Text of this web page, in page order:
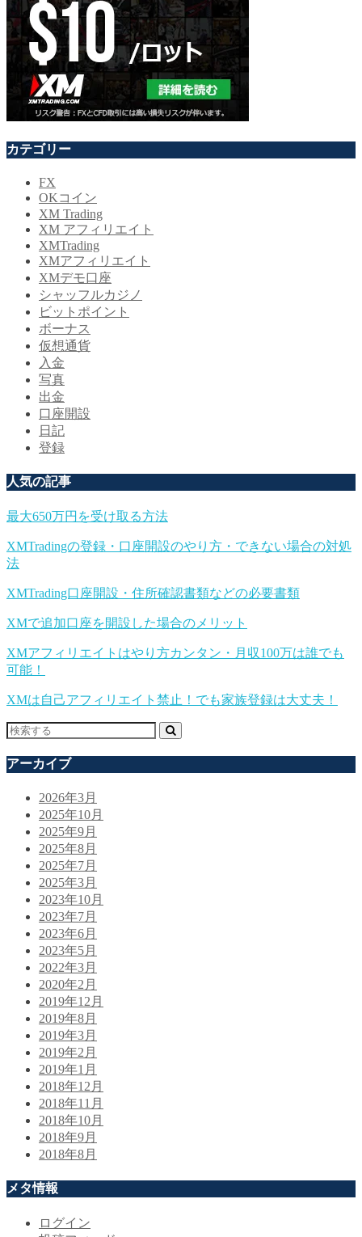
カテゴリー
FX
OKコイン
XM Trading
XM アフィリエイト
XMTrading
XMアフィリエイト
XMデモ口座
シャッフルカジノ
ビットポイント
ボーナス
仮想通貨
入金
写真
出金
口座開設
日記
登録
人気の記事
最大650万円を受け取る方法
XMTradingの登録・口座開設のやり方・できない場合の対処
法
XMTrading口座開設・住所確認書類などの必要書類
XMで追加口座を開設した場合のメリット
XMアフィリエイトはやり方カンタン・月収100万は誰でも
可能！
XMは自己アフィリエイト禁止！でも家族登録は大丈夫！
アーカイブ
2026年3月
2025年10月
2025年9月
2025年8月
2025年7月
2025年3月
2023年10月
2023年7月
2023年6月
2023年5月
2022年3月
2020年2月
2019年12月
2019年8月
2019年3月
2019年2月
2019年1月
2018年12月
2018年11月
2018年10月
2018年9月
2018年8月
メタ情報
ログイン